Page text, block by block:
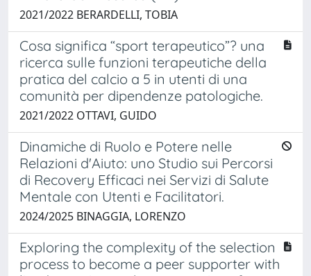
2021/2022 BERARDELLI, TOBIA
Cosa significa “sport terapeutico”? una
ricerca sulle funzioni terapeutiche della
pratica del calcio a 5 in utenti di una
comunità per dipendenze patologiche.
2021/2022 OTTAVI, GUIDO
Dinamiche di Ruolo e Potere nelle
Relazioni d'Aiuto: uno Studio sui Percorsi
di Recovery Efficaci nei Servizi di Salute
Mentale con Utenti e Facilitatori.
2024/2025 BINAGGIA, LORENZO
Exploring the complexity of the selection
process to become a peer supporter with